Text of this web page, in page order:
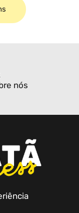
nós